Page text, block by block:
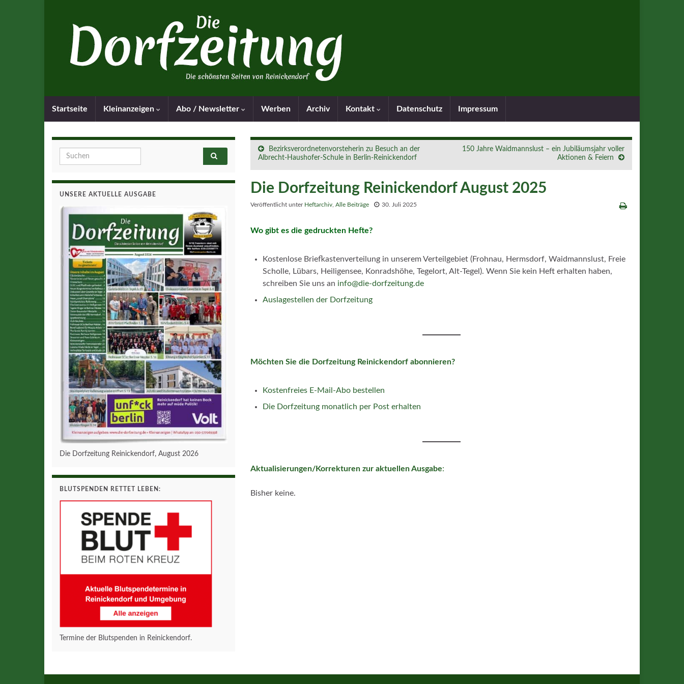
Startseite Kleinanzeigen Abo / Newsletter Werben Archiv Kontakt Datenschutz Impressum
Bezirksverordnetenvorsteherin zu Besuch an der
Albrecht-Haushofer-Schule in Berlin-Reinickendorf
150 Jahre Waidmannslust – ein Jubiläumsjahr voller
Aktionen & Feiern
Die Dorfzeitung Reinickendorf August 2025
Veröffentlicht unter Heftarchiv Alle Beiträge 30. Juli 2025
Wo gibt es die gedruckten Hefte?
Kostenlose Briefkastenverteilung in unserem Verteilgebiet (Frohnau, Hermsdorf, Waidmannslust, Freie
Scholle, Lübars, Heiligensee, Konradshöhe, Tegelort, Alt-Tegel). Wenn Sie kein Heft erhalten haben,
schreiben Sie uns an info@die-dorfzeitung.de
Auslagestellen der Dorfzeitung
Möchten Sie die Dorfzeitung Reinickendorf abonnieren?
Kostenfreies E-Mail-Abo bestellen
Die Dorfzeitung monatlich per Post erhalten
Aktualisierungen/Korrekturen zur aktuellen Ausgabe:
Bisher keine.
Search for:
UNSERE AKTUELLE AUSGABE
Die Dorfzeitung Reinickendorf, August 2026
BLUTSPENDEN RETTET LEBEN:
Termine der Blutspenden in Reinickendorf.